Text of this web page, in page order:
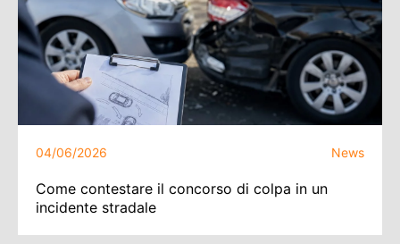
04/06/2026 News
Come contestare il concorso di colpa in un
incidente stradale